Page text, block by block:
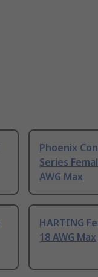
Phoenix
Series
AWG Max
HARTING
18 AWG Max